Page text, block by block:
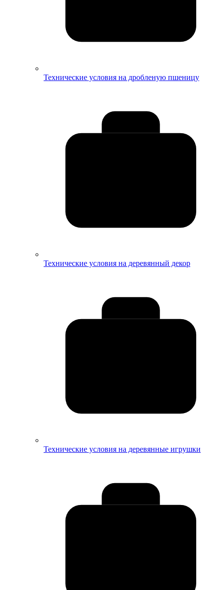
Технические условия на дробленую пшеницу
Технические условия на деревянный декор
Технические условия на деревянные игрушки